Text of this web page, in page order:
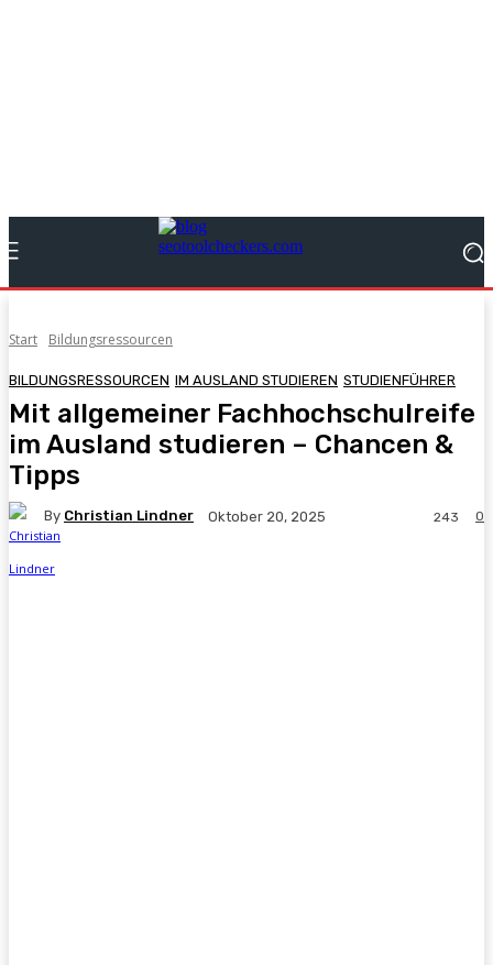
Start Bildungsressourcen
BILDUNGSRESSOURCEN IM AUSLAND STUDIEREN STUDIENFÜHRER
Mit allgemeiner Fachhochschulreife
im Ausland studieren – Chancen &
Tipps
By Christian Lindner Oktober 20, 2025 0
243